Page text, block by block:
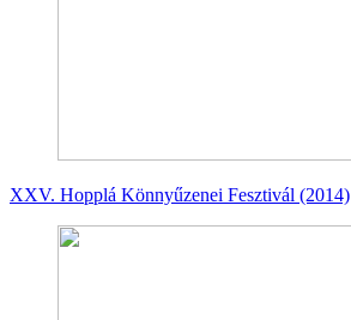
XXV. Hopplá Könnyűzenei Fesztivál (2014)